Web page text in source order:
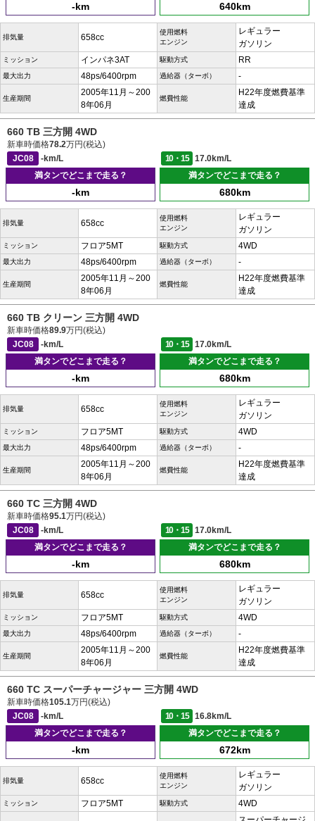
-km 640km
排気量 658cc
使用燃料
エンジン
レギュラー
ガソリン
ミッション インパネ3AT 駆動方式 RR
最大出力 48ps/6400rpm 過給器（ターボ） -
生産期間
2005年11月～200
8年06月
燃費性能
H22年度燃費基準
達成
660 TB 三方開 4WD
新車時価格78.2万円(税込)
JC08
-km/L 10・15
17.0km/L
満タンでどこまで走る？
-km
満タンでどこまで走る？
680km
排気量 658cc
使用燃料
エンジン
レギュラー
ガソリン
ミッション フロア5MT 駆動方式 4WD
最大出力 48ps/6400rpm 過給器（ターボ） -
生産期間
2005年11月～200
8年06月
燃費性能
H22年度燃費基準
達成
660 TB クリーン 三方開 4WD
新車時価格89.9万円(税込)
JC08
-km/L 10・15
17.0km/L
満タンでどこまで走る？
-km
満タンでどこまで走る？
680km
排気量 658cc
使用燃料
エンジン
レギュラー
ガソリン
ミッション フロア5MT 駆動方式 4WD
最大出力 48ps/6400rpm 過給器（ターボ） -
生産期間
2005年11月～200
8年06月
燃費性能
H22年度燃費基準
達成
660 TC 三方開 4WD
新車時価格95.1万円(税込)
JC08
-km/L 10・15
17.0km/L
満タンでどこまで走る？
-km
満タンでどこまで走る？
680km
排気量 658cc
使用燃料
エンジン
レギュラー
ガソリン
ミッション フロア5MT 駆動方式 4WD
最大出力 48ps/6400rpm 過給器（ターボ） -
生産期間
2005年11月～200
8年06月
燃費性能
H22年度燃費基準
達成
660 TC スーパーチャージャー 三方開 4WD
新車時価格105.1万円(税込)
JC08
-km/L 10・15
16.8km/L
満タンでどこまで走る？
-km
満タンでどこまで走る？
672km
排気量 658cc
使用燃料
エンジン
レギュラー
ガソリン
ミッション フロア5MT 駆動方式
4WD